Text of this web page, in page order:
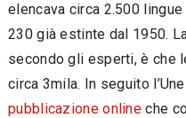
elencava circa 2.500
230 già estinte dal 1950.
secondo gli esperti, è che
circa 3mila. In seguito
pubblicazione online che